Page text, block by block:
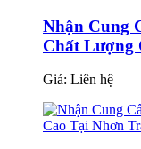
Nhận Cung
Chất Lượng
Giá: Liên hệ